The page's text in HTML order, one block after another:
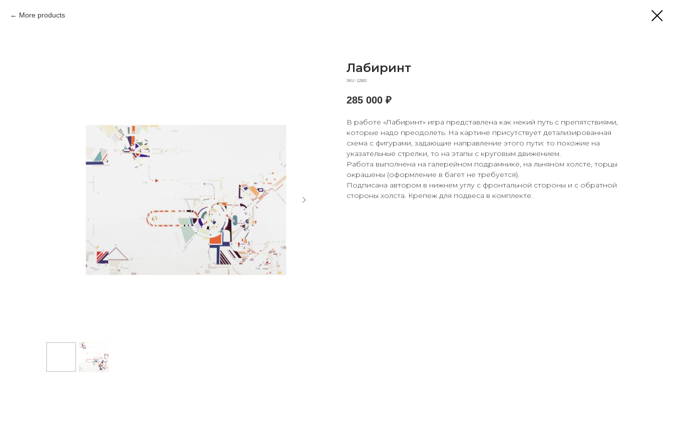
More products
Лабиринт
SKU: 12883
285 000 ₽
В работе «Лабиринт» игра представлена как некий путь с препятствиями,
которые надо преодолеть. На картине присутствует детализированная
схема с фигурами, задающие направление этого пути: то похожие на
указательные стрелки, то на этапы с круговым движением.
Работа выполнена на галерейном подрамнике, на льняном холсте, торцы
окрашены (оформление в багет не требуется).
Подписана автором в нижнем углу с фронтальной стороны и с обратной
стороны холста. Крепеж для подвеса в комплекте.